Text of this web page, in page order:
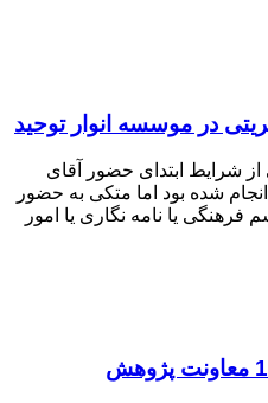
در موسسه انوار توحید
شرایط ابتدای حضور آقای
شده بود اما متکی به حضور
فرهنگی یا نامه نگاری یا امور